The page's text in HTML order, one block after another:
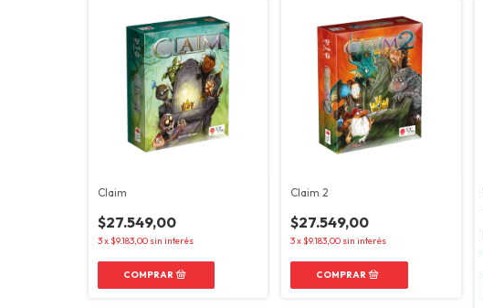
Claim
$27.549,00
3x $9.183,00 sin interés
Claim 2
$27.549,00
3x $9.183,00 sin interés